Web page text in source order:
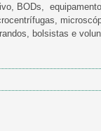
BODs,
bolsistas e